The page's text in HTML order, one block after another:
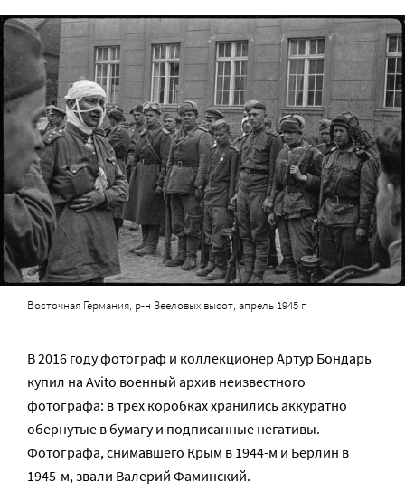
Восточная Германия, р-н Зееловых высот, апрель 1945 г.
В 2016 году фотограф и коллекционер Артур Бондарь
купил на Avito военный архив неизвестного
фотографа: в трех коробках хранились аккуратно
обернутые в бумагу и подписанные негативы.
Фотографа, снимавшего Крым в 1944-м и Берлин в
1945-м, звали Валерий Фаминский.